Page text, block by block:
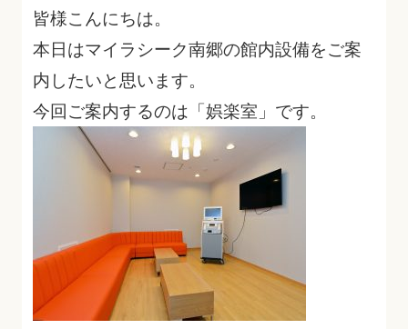
皆様こんにちは。
本日はマイラシーク南郷の館内設備をご案
内したいと思います。
今回ご案内するのは「娯楽室」です。